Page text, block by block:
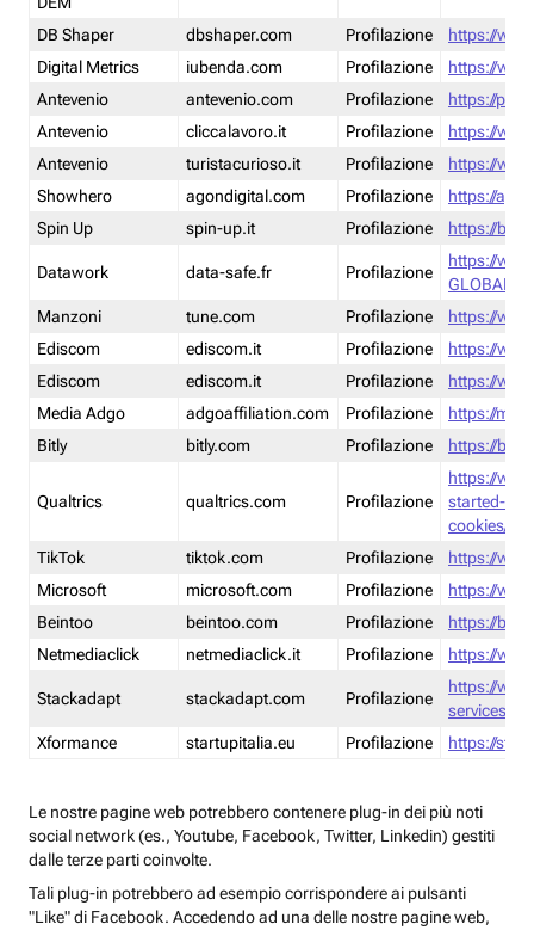
DB Shaper
dbshaper.com Profilazione
https://
Digital Metrics
iubenda.com Profilazione
https://
Antevenio
antevenio.com Profilazione
https://
Antevenio
cliccalavoro.it Profilazione
https://
Antevenio
turistacurioso.it Profilazione
https://
Showhero
agondigital.com Profilazione
https://
Spin Up
spin-up.it Profilazione https://
Datawork data-safe.fr Profilazione
https://
GLOBAL-
Manzoni
tune.com Profilazione
https://
Ediscom
ediscom.it Profilazione
https://
Ediscom
ediscom.it Profilazione
https://
Media Adgo
adgoaffiliation.com Profilazione
https://
Bitly
bitly.com Profilazione https://
Qualtrics qualtrics.com Profilazione
https://
started-
cookies/
TikTok
tiktok.com Profilazione
https://
Microsoft
microsoft.com Profilazione
https://
Beintoo
beintoo.com Profilazione
https://
Netmediaclick
netmediaclick.it Profilazione https://
Stackadapt stackadapt.com Profilazione
https://
services-
Xformance
startupitalia.eu Profilazione https://
Le nostre pagine web potrebbero contenere plug-in dei più noti
social network (es., Youtube, Facebook, Twitter, Linkedin) gestiti
dalle terze parti coinvolte.
Tali plug-in potrebbero ad esempio corrispondere ai pulsanti
"Like" di Facebook. Accedendo ad una delle nostre pagine web,